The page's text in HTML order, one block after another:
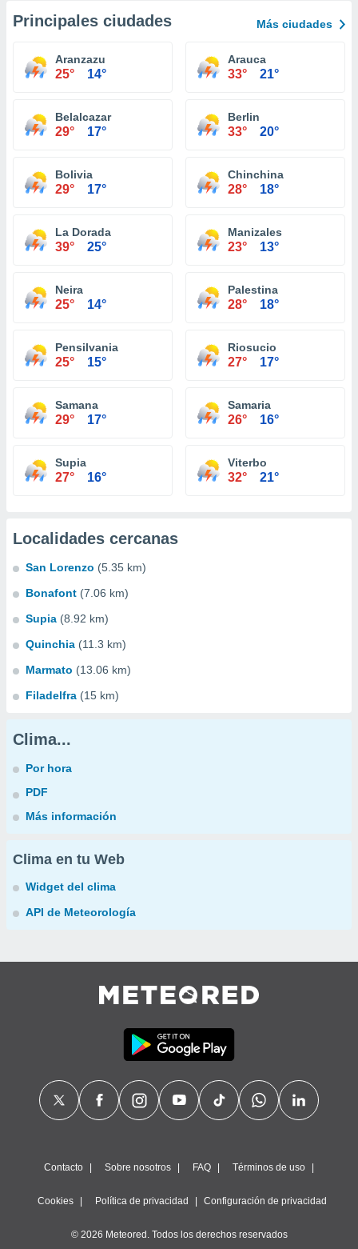
Principales ciudades Más ciudades
Aranzazu
25° 14°
Arauca
33° 21°
Belalcazar
29° 17°
Berlin
33° 20°
Bolivia
29° 17°
Chinchina
28° 18°
La Dorada
39° 25°
Manizales
23° 13°
Neira
25° 14°
Palestina
28° 18°
Pensilvania
25° 15°
Riosucio
27° 17°
Samana
29° 17°
Samaria
26° 16°
Supia
27° 16°
Viterbo
32° 21°
Localidades cercanas
San Lorenzo (5.35 km)
Bonafont (7.06 km)
Supia (8.92 km)
Quinchia (11.3 km)
Marmato (13.06 km)
Filadelfra (15 km)
Clima...
Por hora
PDF
Más información
Clima en tu Web
Widget del clima
API de Meteorología
Contacto Sobre nosotros FAQ Términos de uso
Cookies Política de privacidad Configuración de privacidad
© 2026 Meteored. Todos los derechos reservados